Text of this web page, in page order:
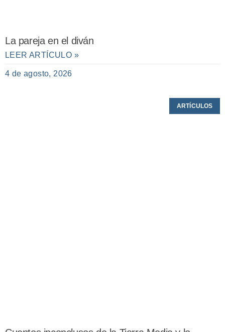
La pareja en el diván
LEER ARTÍCULO »
4 de agosto, 2026
ARTÍCULOS